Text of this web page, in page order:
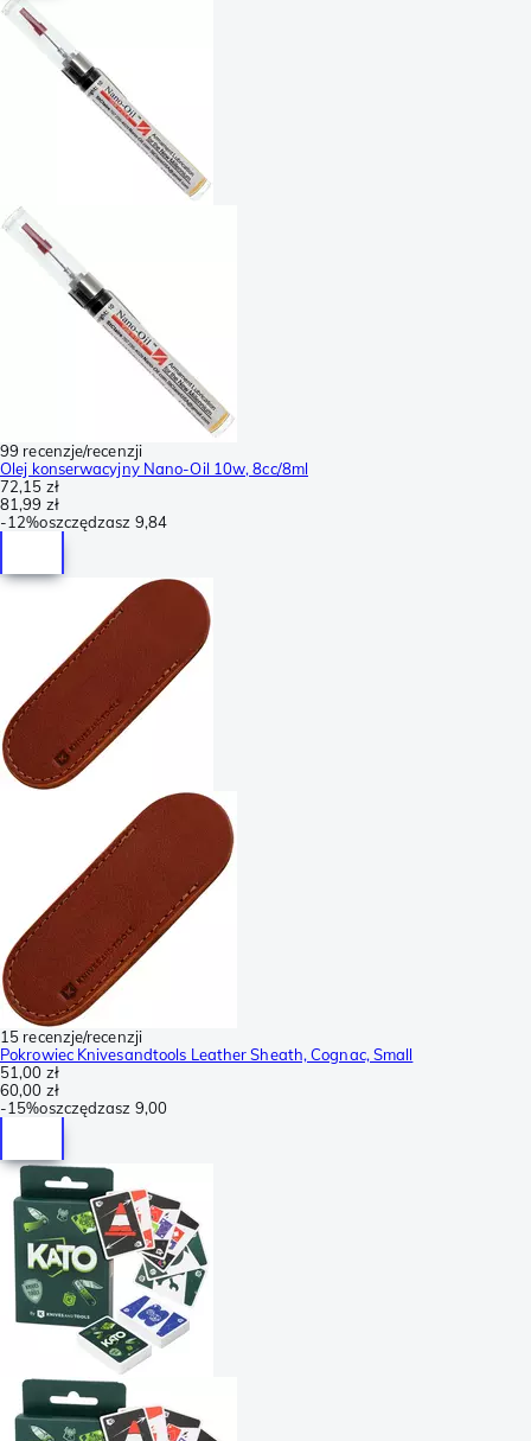
99 recenzje/recenzji
Olej konserwacyjny Nano-Oil 10w, 8cc/8ml
72,15 zł
81,99 zł
-12%oszczędzasz 9,84
15 recenzje/recenzji
Pokrowiec Knivesandtools Leather Sheath, Cognac, Small
51,00 zł
60,00 zł
-15%oszczędzasz 9,00